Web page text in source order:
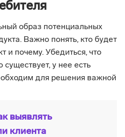
образ потенциальных
Важно понять, кто будет
и почему. Убедиться, что
существует, у нее есть
для решения важной
выявлять
клиента